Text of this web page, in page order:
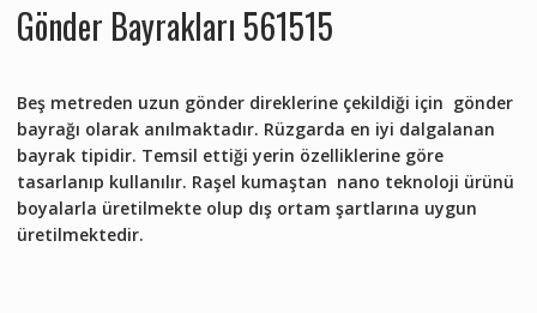
Gönder Bayrakları 561515
Beş metreden uzun gönder direklerine çekildiği için gönder
bayrağı olarak anılmaktadır. Rüzgarda en iyi dalgalanan
bayrak tipidir. Temsil ettiği yerin özelliklerine göre
tasarlanıp kullanılır. Raşel kumaştan nano teknoloji ürünü
boyalarla üretilmekte olup dış ortam şartlarına uygun
üretilmektedir.